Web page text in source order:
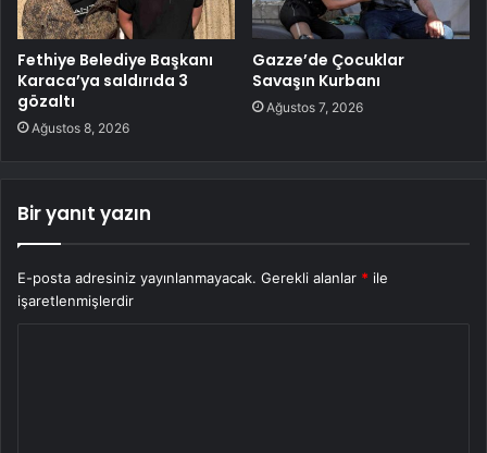
Fethiye Belediye Başkanı
Karaca’ya saldırıda 3
gözaltı
Ağustos 8, 2026
Gazze’de Çocuklar
Savaşın Kurbanı
Ağustos 7, 2026
Bir yanıt yazın
E-posta adresiniz yayınlanmayacak. Gerekli alanlar * ile
işaretlenmişlerdir